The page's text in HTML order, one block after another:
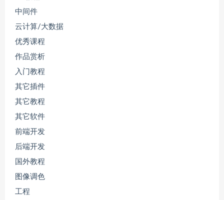
中间件
云计算/大数据
优秀课程
作品赏析
入门教程
其它插件
其它教程
其它软件
前端开发
后端开发
国外教程
图像调色
工程